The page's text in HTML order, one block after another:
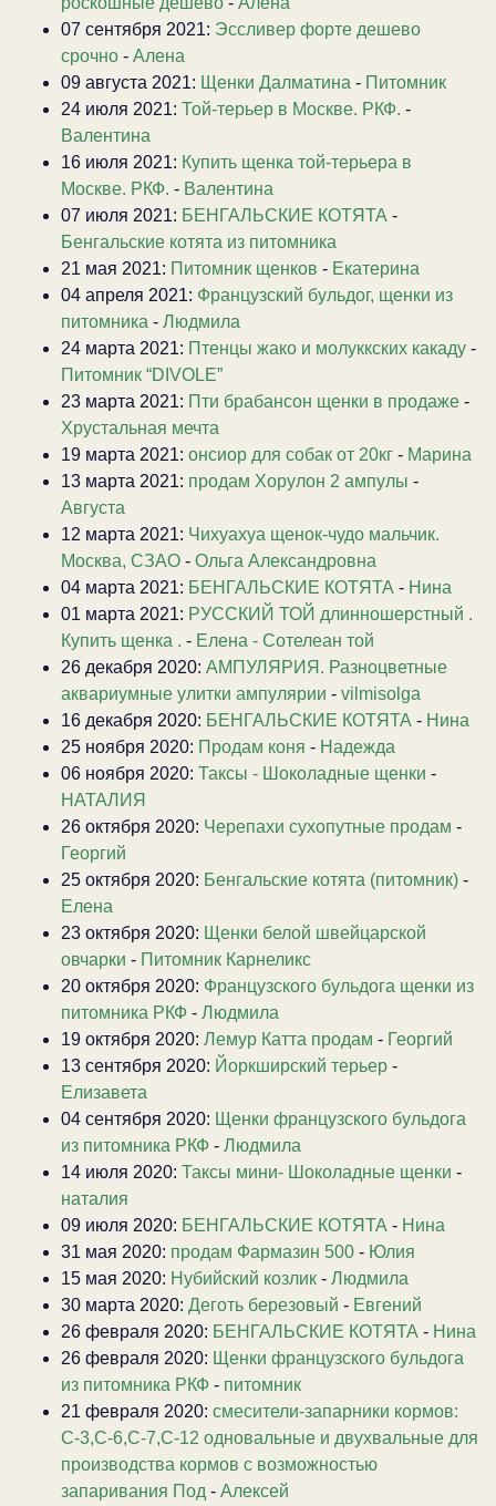
07 сентября 2021: Эссливер форте дешево
срочно - Алена
09 августа 2021: Щенки Далматина - Питомник
24 июля 2021: Той-терьер в Москве. РКФ. -
Валентина
16 июля 2021: Купить щенка той-терьера в
Москве. РКФ. - Валентина
07 июля 2021: БЕНГАЛЬСКИЕ КОТЯТА -
Бенгальские котята из питомника
21 мая 2021: Питомник щенков - Екатерина
04 апреля 2021: Французский бульдог, щенки из
питомника - Людмила
24 марта 2021: Птенцы жако и молуккских какаду -
Питомник “DIVOLE”
23 марта 2021: Пти брабансон щенки в продаже -
Хрустальная мечта
19 марта 2021: онсиор для собак от 20кг - Марина
13 марта 2021: продам Хорулон 2 ампулы -
Августа
12 марта 2021: Чихуахуа щенок-чудо мальчик.
Москва, СЗАО - Ольга Александровна
04 марта 2021: БЕНГАЛЬСКИЕ КОТЯТА - Нина
01 марта 2021: РУССКИЙ ТОЙ длинношерстный .
Купить щенка . - Елена - Сотелеан той
26 декабря 2020: АМПУЛЯРИЯ. Разноцветные
аквариумные улитки ампулярии - vilmisolga
16 декабря 2020: БЕНГАЛЬСКИЕ КОТЯТА - Нина
25 ноября 2020: Продам коня - Надежда
06 ноября 2020: Таксы - Шоколадные щенки -
НАТАЛИЯ
26 октября 2020: Черепахи сухопутные продам -
Георгий
25 октября 2020: Бенгальские котята (питомник) -
Елена
23 октября 2020: Щенки белой швейцарской
овчарки - Питомник Карнеликс
20 октября 2020: Французского бульдога щенки из
питомника РКФ - Людмила
19 октября 2020: Лемур Катта продам - Георгий
13 сентября 2020: Йоркширский терьер -
Елизавета
04 сентября 2020: Щенки французского бульдога
из питомника РКФ - Людмила
14 июля 2020: Таксы мини- Шоколадные щенки -
наталия
09 июля 2020: БЕНГАЛЬСКИЕ КОТЯТА - Нина
31 мая 2020: продам Фармазин 500 - Юлия
15 мая 2020: Нубийский козлик - Людмила
30 марта 2020: Деготь березовый - Евгений
26 февраля 2020: БЕНГАЛЬСКИЕ КОТЯТА - Нина
26 февраля 2020: Щенки французского бульдога
из питомника РКФ - питомник
21 февраля 2020: смесители-запарники кормов:
С-3,С-6,С-7,С-12 одновальные и двухвальные для
производства кормов с возможностью
запаривания Под - Алексей